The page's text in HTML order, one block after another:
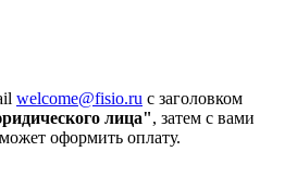
welcome@fisio.ru c заголовком
лица", затем с вами
оформить оплату.